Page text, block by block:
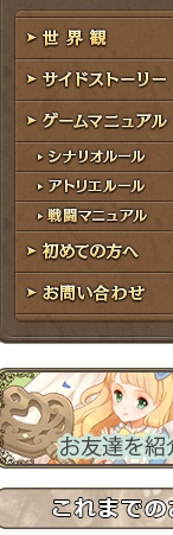
レ
ス
ド
ゲームガイド
世界観
サイドストーリー
ゲームマニュアル
シナリオルール
アトリエルール
戦闘マニュアル
初めての方へ
お問い合わせ